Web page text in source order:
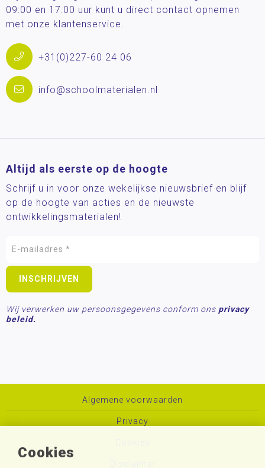
Cookies
09:00 en 17:00 uur kunt u direct contact opnemen
met onze klantenservice.
+31(0)227-60 24 06
info@schoolmaterialen.nl
Altijd als eerste op de hoogte
Schrijf u in voor onze wekelijkse nieuwsbrief en blijf
op de hoogte van acties en de nieuwste
ontwikkelingsmaterialen!
Wij verwerken uw persoonsgegevens conform ons privacy
beleid.
Algemene voorwaarden
Privacy